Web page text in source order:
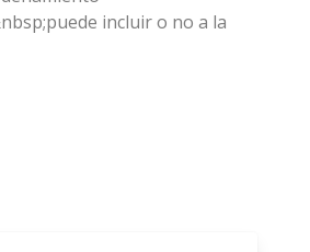
incluir o no a la